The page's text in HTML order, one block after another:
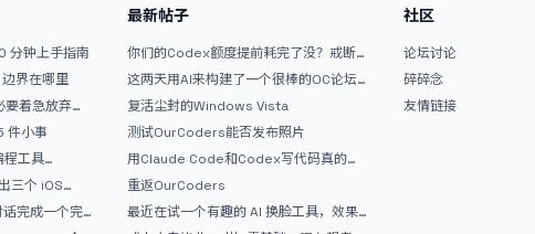
分钟上手指南
界在哪里
要着急放弃
件小事
工具
新时代武器
三个 iOS
3 实战完
完成一个完
最新帖子
你们的Codex额度提前耗完了没？戒断
反应如何？
这两天用AI来构建了一个很棒的OC论坛
精华区
复活尘封的Windows Vista
测试OurCoders能否发布照片
用Claude Code和Codex写代码真的
爽，但是App怎么挣钱还是很难啊
重返OurCoders
最近在试一个有趣的 AI 换脸工具，效果
挺不错
社区
论坛讨论
碎碎念
友情链接